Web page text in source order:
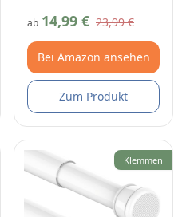
ab 14,99 € 23,99 €
Bei Amazon ansehen
Zum Produkt
Klemmen